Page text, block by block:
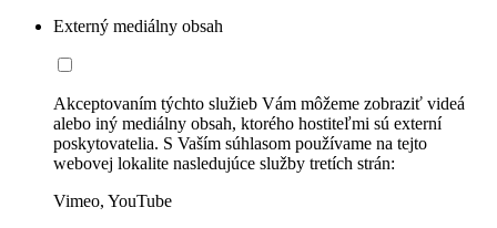
Externý mediálny obsah
Akceptovaním týchto služieb Vám môžeme zobraziť videá
alebo iný mediálny obsah, ktorého hostiteľmi sú externí
poskytovatelia. S Vaším súhlasom používame na tejto
webovej lokalite nasledujúce služby tretích strán:
Vimeo, YouTube